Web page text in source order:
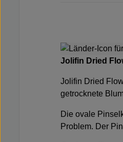
Jolifin Dried
Jolifin Dried
getrocknete
Die ovale
Problem. Der